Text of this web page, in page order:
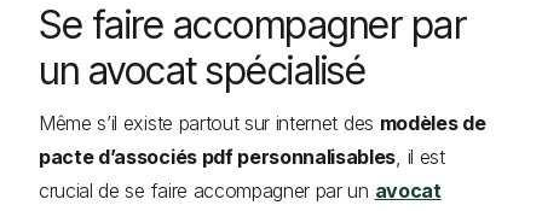
Se faire accompagner par
un avocat spécialisé
Même s’il existe partout sur internet des modèles de
pacte d’associés pdf personnalisables, il est
crucial de se faire accompagner par un avocat